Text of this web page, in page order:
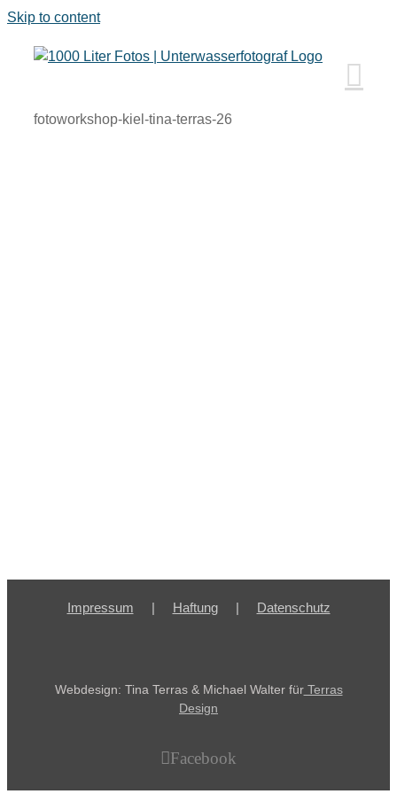
Skip to content
fotoworkshop-kiel-tina-terras-26
Impressum Haftung Datenschutz
Webdesign: Tina Terras & Michael Walter fürTerras
Design
Facebook